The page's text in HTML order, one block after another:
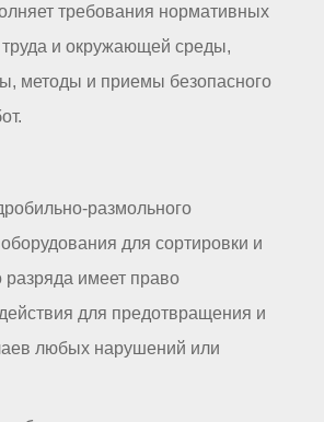
требования нормативных
труда и окружающей среды,
методы и приемы безопасного
размольного
для сортировки и
разряда имеет право
для предотвращения и
любых нарушений или